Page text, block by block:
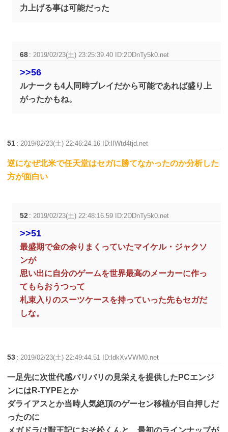
力上げる事は可能だった
68 : 2019/02/23(土) 23:25:39.40 ID:2DDnTy5k0.net
>>56
ルナークも4人同時プレイだから可能であれば盛り上
がったかもね。
51 : 2019/02/23(土) 22:46:24.16 ID:lIWtd4tjd.net
逆になぜ北米で任天堂はセガに勝てなかったのか分析した
方が面白い
52 : 2019/02/23(土) 22:48:16.59 ID:2DDnTy5k0.net
>>51
最盛期で金の余りまくっていたマイケル・ジャクソ
ンが
思い出に自分のゲームを世界最高のメーカーに作っ
てもらおうつって
札束入りのスーツケースを持っていった先もセガだ
しな。
53 : 2019/02/23(土) 22:49:44.51 ID:ldkXvVWM0.net
一足先に次世代感バリバリの見栄えを提供したPCエンジ
ンにはR-TYPEとか
ダライアスとか当時人気絶頂のゲーセン移植が目白押しだ
ったのに
メガドラは獣王記におそ松くんと、最初のラインナップが